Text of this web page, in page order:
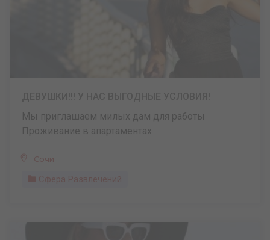
Мы приглашаем милых дам для работы
Проживание в апартаментах ...
Сочи
Сфера Развлечений